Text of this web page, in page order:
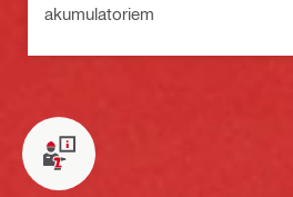
akumulatoriem